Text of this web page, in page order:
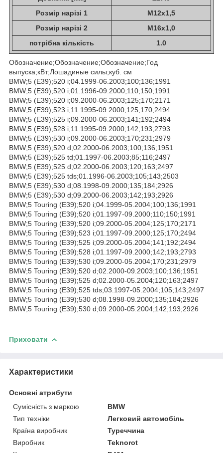
Розмір нарізі 1
M12x1,5
Розмір нарізі 2
M16x1,0
потрібна кількість
1.0
Обозначение;Обозначение;Обозначение;Год
выпуска;кВт;Лошадиные силы;куб. см
BMW;5 (E39);520 i;04.1999-06.2003;100;136;1991
BMW;5 (E39);520 i;01.1996-09.2000;110;150;1991
BMW;5 (E39);520 i;09.2000-06.2003;125;170;2171
BMW;5 (E39);523 i;11.1995-09.2000;125;170;2494
BMW;5 (E39);525 i;09.2000-06.2003;141;192;2494
BMW;5 (E39);528 i;11.1995-09.2000;142;193;2793
BMW;5 (E39);530 i;09.2000-06.2003;170;231;2979
BMW;5 (E39);520 d;02.2000-06.2003;100;136;1951
BMW;5 (E39);525 td;01.1997-06.2003;85;116;2497
BMW;5 (E39);525 d;02.2000-06.2003;120;163;2497
BMW;5 (E39);525 tds;01.1996-06.2003;105;143;2503
BMW;5 (E39);530 d;08.1998-09.2000;135;184;2926
BMW;5 (E39);530 d;09.2000-06.2003;142;193;2926
BMW;5 Touring (E39);520 i;04.1999-05.2004;100;136;1991
BMW;5 Touring (E39);520 i;01.1997-09.2000;110;150;1991
BMW;5 Touring (E39);520 i;09.2000-05.2004;125;170;2171
BMW;5 Touring (E39);523 i;01.1997-09.2000;125;170;2494
BMW;5 Touring (E39);525 i;09.2000-05.2004;141;192;2494
BMW;5 Touring (E39);528 i;01.1997-09.2000;142;193;2793
BMW;5 Touring (E39);530 i;09.2000-05.2004;170;231;2979
BMW;5 Touring (E39);520 d;02.2000-09.2003;100;136;1951
BMW;5 Touring (E39);525 d;02.2000-05.2004;120;163;2497
BMW;5 Touring (E39);525 tds;03.1997-05.2004;105;143;2497
BMW;5 Touring (E39);530 d;08.1998-09.2000;135;184;2926
BMW;5 Touring (E39);530 d;09.2000-05.2004;142;193;2926
Приховати
Характеристики
Основні атрибути
Сумісність з маркою
BMW
Тип техніки
Легковий автомобіль
Країна виробник
Туреччина
Виробник
Teknorot